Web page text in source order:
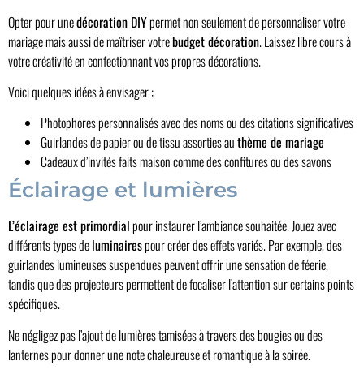
Opter pour unedécoration DIYpermet non seulement de personnaliser votre
mariage mais aussi de maîtriser votrebudget décoration. Laissez libre cours à
votre créativité en confectionnant vos propres décorations.
Voici quelques idées à envisager :
Photophores personnalisés avec des noms ou des citations significatives
Guirlandes de papier ou de tissu assorties authème de mariage
Cadeaux d’invités faits maison comme des confitures ou des savons
Éclairage et lumières
L’éclairage est primordialpour instaurer l’ambiance souhaitée. Jouez avec
différents types deluminairespour créer des effets variés. Par exemple, des
guirlandes lumineuses suspendues peuvent offrir une sensation de féerie,
tandis que des projecteurs permettent de focaliser l’attention sur certains points
spécifiques.
Ne négligez pas l’ajout de lumières tamisées à travers des bougies ou des
lanternes pour donner une note chaleureuse et romantique à la soirée.